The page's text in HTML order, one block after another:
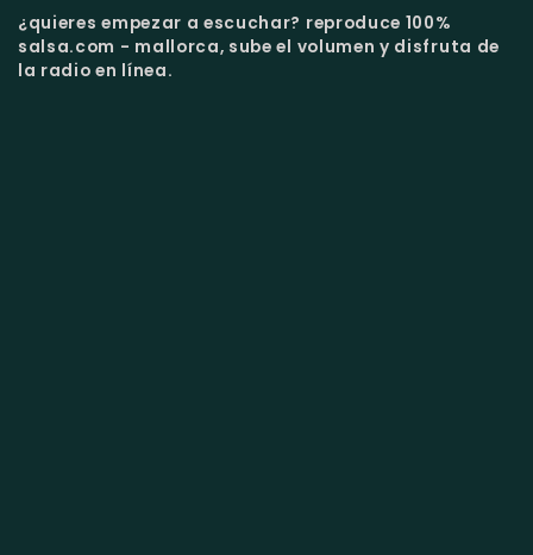
¿quieres empezar a escuchar? reproduce 100%
salsa.com - mallorca, sube el volumen y disfruta de
la radio en línea.